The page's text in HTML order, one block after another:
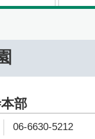
部
06-6630-5212